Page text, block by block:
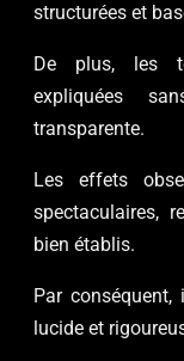
structurées et
De plus, les
expliquées
transparente.
Les effets
spectaculaires,
bien établis.
Par
lucide et